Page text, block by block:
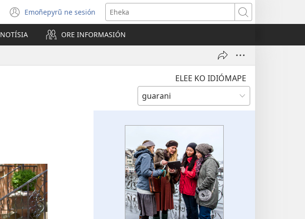
Emoñepyrũ ne sesión
(abre
una
nueva
ventana)
Eheka
NOTÍSIA ORE INFORMASIÓN
ELEE KO IDIÓMAPE